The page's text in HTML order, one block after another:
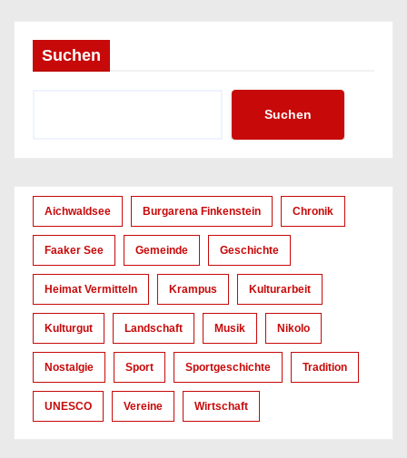
Suchen
Suchen
Aichwaldsee Burgarena Finkenstein Chronik
Faaker See Gemeinde Geschichte
Heimat Vermitteln Krampus Kulturarbeit
Kulturgut Landschaft Musik Nikolo
Nostalgie Sport Sportgeschichte Tradition
UNESCO Vereine Wirtschaft